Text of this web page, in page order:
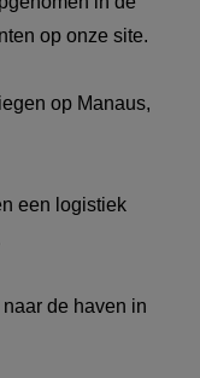
op onze site.
op Manaus,
een logistiek
de haven in